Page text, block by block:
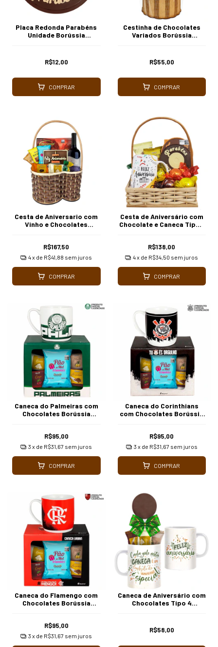
Placa Redonda Parabéns
Unidade Borússia
R$12,00
COMPRAR
Cestinha de Chocolates
Variados Borússia
R$55,00
COMPRAR
Cesta de Aniversario com
Vinho e Chocolates
R$167,50
4x de R$41,88 sem juros
COMPRAR
Cesta de Aniversário com
Chocolate e Caneca Tipo 1
R$138,00
4x de R$34,50 sem juros
COMPRAR
Caneca do Palmeiras com
Chocolates Borússia
R$95,00
3 x de R$31,67 sem juros
COMPRAR
Caneca do Corinthians
com Chocolates Borússia
R$95,00
3 x de R$31,67 sem juros
COMPRAR
Caneca do Flamengo com
Chocolates Borússia
R$95,00
3 x de R$31,67 sem juros
Caneca de Aniversário com
Chocolates Tipo 4
R$58,00